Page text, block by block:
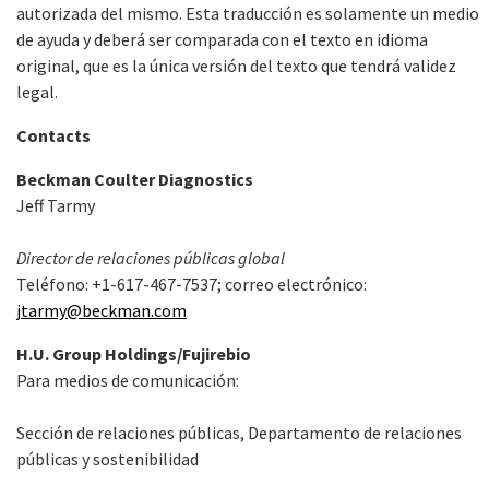
autorizada del mismo. Esta traducción es solamente un medio
de ayuda y deberá ser comparada con el texto en idioma
original, que es la única versión del texto que tendrá validez
legal.
Contacts
Beckman Coulter Diagnostics
Jeff Tarmy
Director de relaciones públicas global
Teléfono: +1-617-467-7537; correo electrónico:
jtarmy@beckman.com
H.U. Group Holdings/Fujirebio
Para medios de comunicación:
Sección de relaciones públicas, Departamento de relaciones
públicas y sostenibilidad